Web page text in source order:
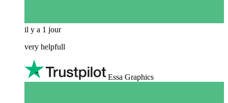
il y a 1 jour
very helpfull
Essa Graphics